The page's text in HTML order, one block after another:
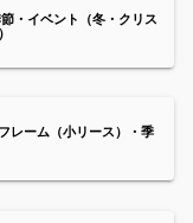
イベント（冬・クリス
ーム（小リース）・季